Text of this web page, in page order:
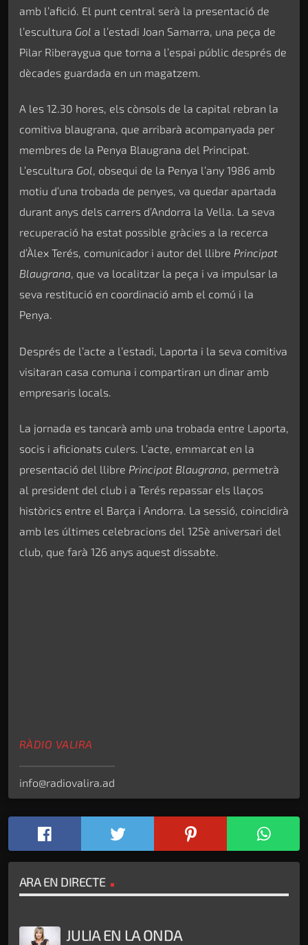
amb l’afició. El punt central serà la presentació de
l’escultura Gol a l’estadi Joan Samarra, una peça de
Pilar Riberaygua que torna a l’espai públic després de
dècades guardada en un magatzem.
A les 12.30 hores, els cònsols de la capital rebran la
comitiva blaugrana, que arribarà acompanyada per
membres de la Penya Blaugrana del Principat.
L’escultura Gol, obsequi de la Penya l’any 1986 amb
motiu d’una trobada de penyes, va quedar apartada
durant anys dels carrers d’Andorra la Vella. La seva
recuperació ha estat possible gràcies a la recerca
d’Àlex Terés, comunicador i autor del llibre Principat
Blaugrana, que va localitzar la peça i va impulsar la
seva restitució en coordinació amb el comú i la
Penya.
Després de l’acte a l’estadi, Laporta i la seva comitiva
visitaran casa comuna i compartiran un dinar amb
empresaris locals.
La jornada es tancarà amb una trobada entre Laporta,
socis i aficionats culers. L’acte, emmarcat en la
presentació del llibre Principat Blaugrana, permetrà
al president del club i a Terés repassar els llaços
històrics entre el Barça i Andorra. La sessió, coincidirà
amb les últimes celebracions del 125è aniversari del
club, que farà 126 anys aquest dissabte.
RÀDIO VALIRA
info@radiovalira.ad
ARA EN DIRECTE
JULIA EN LA ONDA